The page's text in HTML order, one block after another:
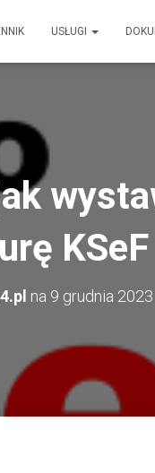
USŁUGI
KSeF
na 9 grudnia 2023